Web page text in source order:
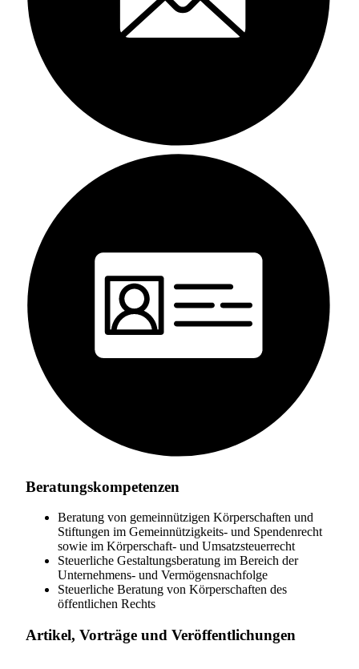
Beratungskompetenzen
Beratung von gemeinnützigen Körperschaften und
Stiftungen im Gemeinnützigkeits- und Spendenrecht
sowie im Körperschaft- und Umsatzsteuerrecht
Steuerliche Gestaltungsberatung im Bereich der
Unternehmens- und Vermögensnachfolge
Steuerliche Beratung von Körperschaften des
öffentlichen Rechts
Artikel, Vorträge und Veröffentlichungen